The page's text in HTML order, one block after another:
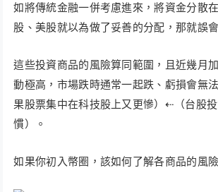
如將傳統金融一併考慮進來，將資金分散
股、美股就以為做了妥善的分配，那就誤
這些投資商品的風險算同範圍，且近幾月
動極高，市場跌時通常一起跌、虧損會無
果股票集中在科技股上又更慘）⇠（台股
慣）。
如果你初入幣圈，該如何了解各商品的風